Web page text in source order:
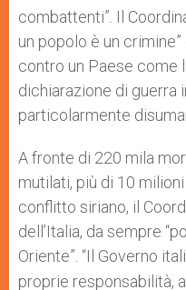
combattenti”. Il
un popolo è un crimine”
contro un Paese come
dichiarazione di guerra
particolarmente
A fronte di 220 mila
mutilati, più di 10
conflitto siriano, il
dell’Italia, da sempre
Oriente”. “Il Governo
proprie responsabilità,